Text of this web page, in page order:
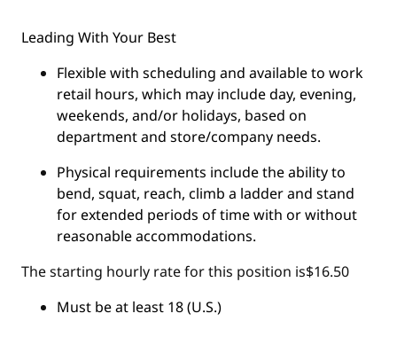
Leading With Your Best
Flexible with scheduling and available to work
retail hours, which may include day, evening,
weekends, and/or holidays, based on
department and store/company needs.
Physical requirements include the ability to
bend, squat, reach, climb a ladder and stand
for extended periods of time with or without
reasonable accommodations.
The starting hourly rate for this position isㅤ$16.50
Must be at least 18 (U.S.)